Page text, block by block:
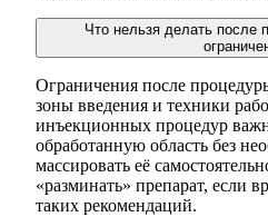
Что нельзя делать после
Ограничения после
зоны введения и техники
инъекционных процедур
обработанную область без
массировать её
«разминать» препарат, если
таких рекомендаций.